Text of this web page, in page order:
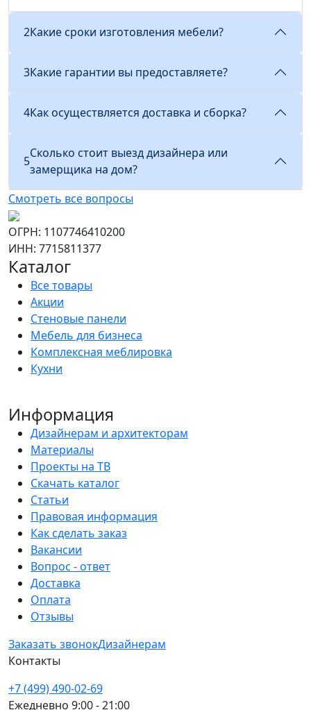
2Какие сроки изготовления мебели?
3Какие гарантии вы предоставляете?
4Как осуществляется доставка и сборка?
5
Сколько стоит выезд дизайнера или
замерщика на дом?
Смотреть все вопросы
ОГРН: 1107746410200
ИНН: 7715811377
Каталог
Все товары
Акции
Стеновые панели
Мебель для бизнеса
Комплексная меблировка
Кухни
Информация
Дизайнерам и архитекторам
Материалы
Проекты на ТВ
Скачать каталог
Статьи
Правовая информация
Как сделать заказ
Вакансии
Вопрос - ответ
Доставка
Оплата
Отзывы
Заказать звонокДизайнерам
Контакты
+7 (499) 490-02-69
Ежедневно 9:00 - 21:00